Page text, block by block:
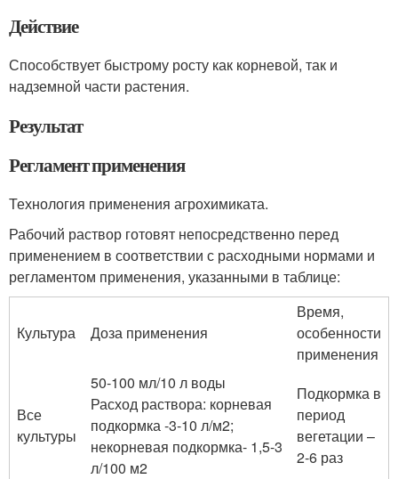
Действие
Способствует быстрому росту как корневой, так и
надземной части растения.
Результат
Регламент применения
Технология применения агрохимиката.
Рабочий раствор готовят непосредственно перед
применением в соответствии с расходными нормами и
регламентом применения, указанными в таблице:
Культура Доза применения
Время,
особенности
применения
Все
культуры
50-100 мл/10 л воды
Расход раствора: корневая
подкормка -3-10 л/м2;
некорневая подкормка- 1,5-3
л/100 м2
Подкормка в
период
вегетации –
2-6 раз